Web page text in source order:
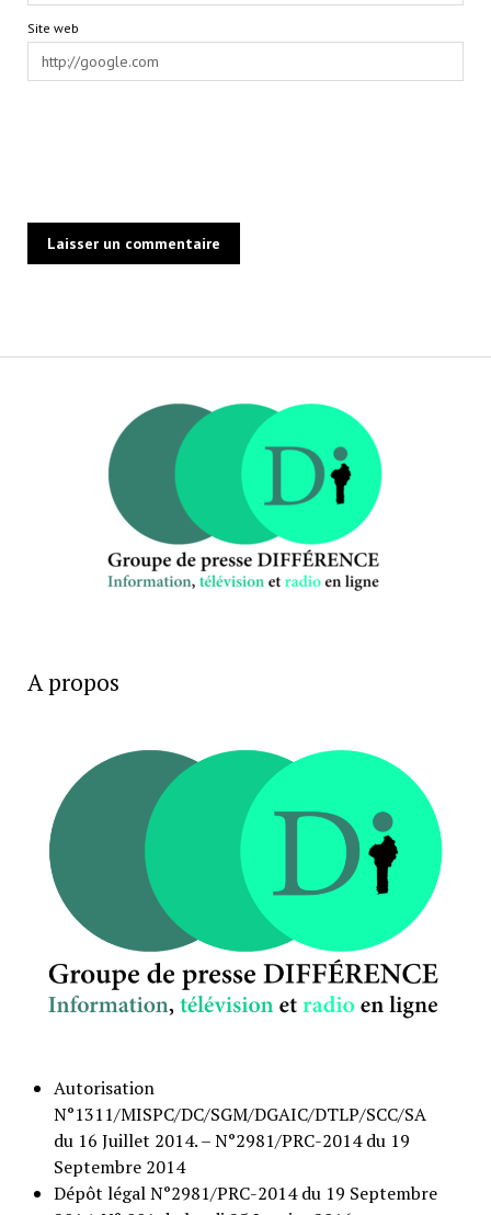
Site web
A propos
Autorisation
N°1311/MISPC/DC/SGM/DGAIC/DTLP/SCC/SA
du 16 Juillet 2014. – N°2981/PRC-2014 du 19
Septembre 2014
Dépôt légal N°2981/PRC-2014 du 19 Septembre